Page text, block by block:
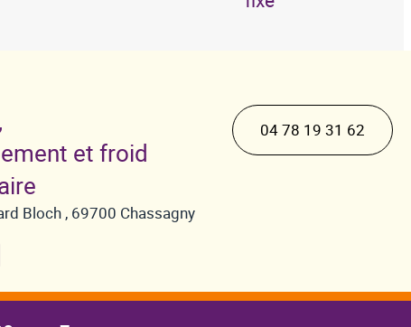
04 78 19 31 62
et froid
Bloch , 69700 Chassagny